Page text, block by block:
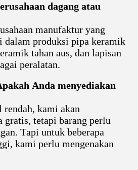
dagang atau
manufaktur yang
dalam produksi pipa keramik
tahan aus, dan lapisan
peralatan.
Anda menyediakan
kami akan
gratis, tetapi barang perlu
Tapi untuk beberapa
kami perlu mengenakan